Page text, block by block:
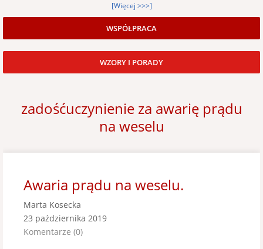
[Więcej >>>]
WSPÓŁPRACA
WZORY I PORADY
zadośćuczynienie za awarię prądu
na weselu
Awaria prądu na weselu.
Marta Kosecka
23 października 2019
Komentarze (0)